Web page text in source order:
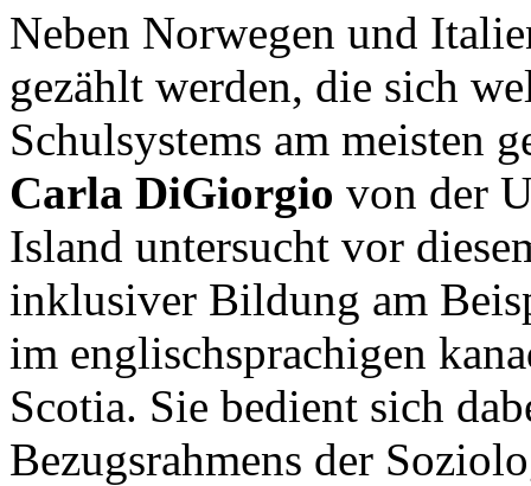
Neben Norwegen und
gezählt werden, die sich
Schulsystems am meisten
Carla DiGiorgio von der
Island untersucht vor
inklusiver Bildung am
im englischsprachigen
Scotia. Sie bedient sich
Bezugsrahmens der